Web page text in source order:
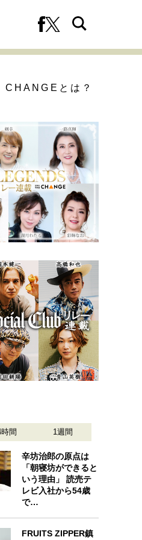
矜持
土台
とは？
時間 1週間
辛坊治郎の原点は
「朝寝坊ができると
いう理由」 読売テ
レビ入社から54歳
で…
FRUITS ZIPPER鎮